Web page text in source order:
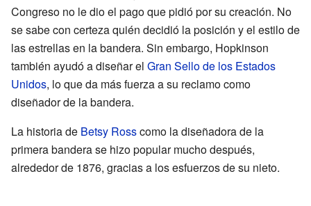
Congreso no le dio el pago que pidió por su creación. No
se sabe con certeza quién decidió la posición y el estilo de
las estrellas en la bandera. Sin embargo, Hopkinson
también ayudó a diseñar el Gran Sello de los Estados
Unidos, lo que da más fuerza a su reclamo como
diseñador de la bandera.
La historia de Betsy Rosscomo la diseñadora de la
primera bandera se hizo popular mucho después,
alrededor de 1876, gracias a los esfuerzos de su nieto.